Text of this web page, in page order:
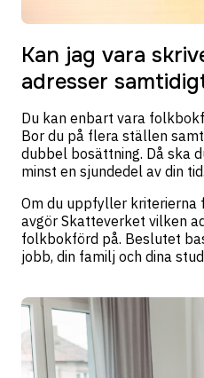
Kan jag vara
adresser
Du kan enbart vara
Bor du på flera ställen
dubbel bosättning. Då ska
minst en sjundedel av din tid.
Om du uppfyller kriterierna
avgör Skatteverket vilken
folkbokförd på. Beslutet
jobb, din familj och dina